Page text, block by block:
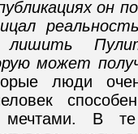
он
лишить
может
люди
мечтами. В